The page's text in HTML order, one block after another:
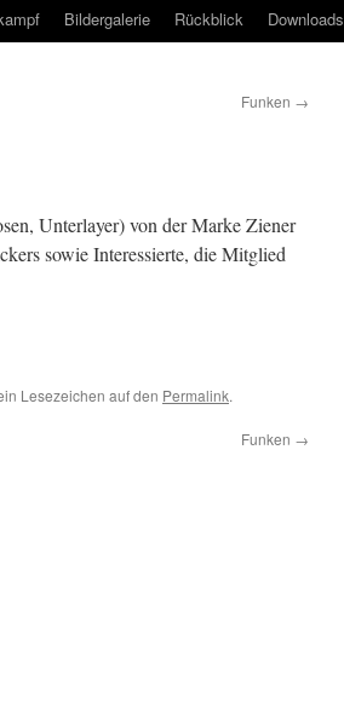
Bildergalerie Rückblick Downloads
Funken →
Unterlayer) von der Marke Ziener
sowie Interessierte, die Mitglied
Lesezeichen auf den Permalink.
Funken →